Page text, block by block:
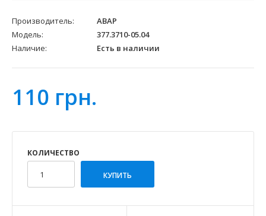
Производитель:
АВАР
Модель:
377.3710-05.04
Наличие:
Есть в наличии
110 грн.
КОЛИЧЕСТВО